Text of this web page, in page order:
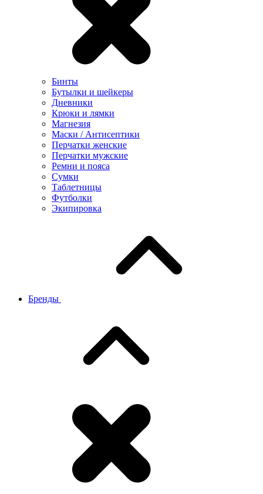
Бинты
Бутылки и шейкеры
Дневники
Крюки и лямки
Магнезия
Маски / Антисептики
Перчатки женские
Перчатки мужские
Ремни и пояса
Сумки
Таблетницы
Футболки
Экипировка
Бренды